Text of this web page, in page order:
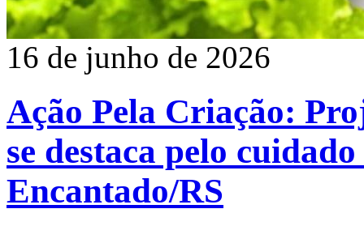
16 de junho de 2026
Ação Pela Criação:
se destaca pelo
Encantado/RS